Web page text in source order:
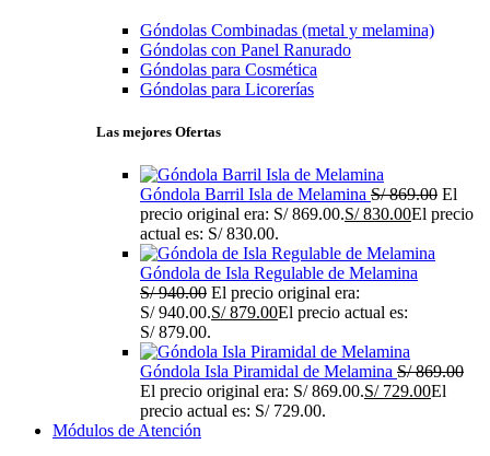
Góndolas Combinadas (metal y melamina)
Góndolas con Panel Ranurado
Góndolas para Cosmética
Góndolas para Licorerías
Las mejores Ofertas
Góndola Barril Isla de Melamina S/869.00 El
precio original era: S/ 869.00.S/830.00El precio
actual es: S/ 830.00.
Góndola de Isla Regulable de Melamina
S/940.00 El precio original era:
S/ 940.00.S/879.00El precio actual es:
S/ 879.00.
Góndola Isla Piramidal de Melamina S/869.00
El precio original era: S/ 869.00.S/729.00El
precio actual es: S/ 729.00.
Módulos de Atención